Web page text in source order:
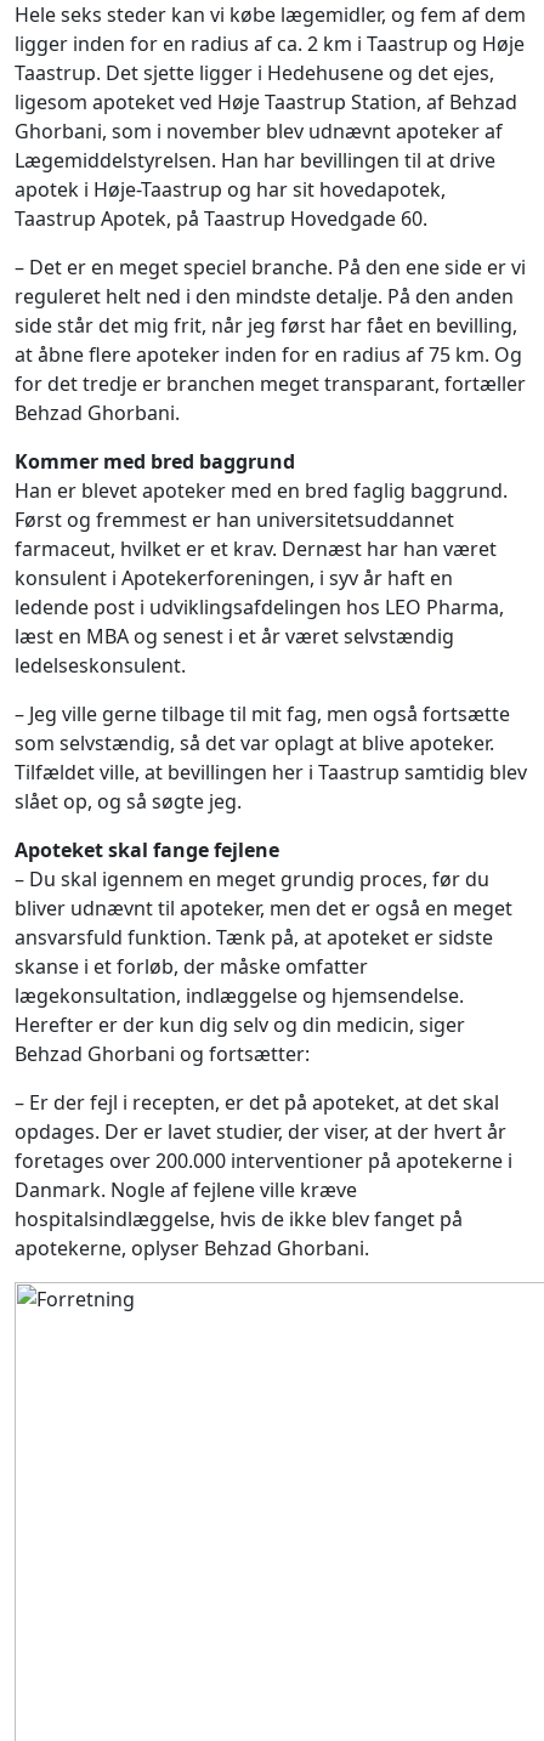
Hele seks steder kan vi købe lægemidler, og fem af dem
ligger inden for en radius af ca. 2 km i Taastrup og Høje
Taastrup. Det sjette ligger i Hedehusene og det ejes,
ligesom apoteket ved Høje Taastrup Station, af Behzad
Ghorbani, som i november blev udnævnt apoteker af
Lægemiddelstyrelsen. Han har bevillingen til at drive
apotek i Høje-Taastrup og har sit hovedapotek,
Taastrup Apotek, på Taastrup Hovedgade 60.
– Det er en meget speciel branche. På den ene side er vi
reguleret helt ned i den mindste detalje. På den anden
side står det mig frit, når jeg først har fået en bevilling,
at åbne flere apoteker inden for en radius af 75 km. Og
for det tredje er branchen meget transparant, fortæller
Behzad Ghorbani.
Kommer med bred baggrund
Han er blevet apoteker med en bred faglig baggrund.
Først og fremmest er han universitetsuddannet
farmaceut, hvilket er et krav. Dernæst har han været
konsulent i Apotekerforeningen, i syv år haft en
ledende post i udviklingsafdelingen hos LEO Pharma,
læst en MBA og senest i et år været selvstændig
ledelseskonsulent.
– Jeg ville gerne tilbage til mit fag, men også fortsætte
som selvstændig, så det var oplagt at blive apoteker.
Tilfældet ville, at bevillingen her i Taastrup samtidig blev
slået op, og så søgte jeg.
Apoteket skal fange fejlene
– Du skal igennem en meget grundig proces, før du
bliver udnævnt til apoteker, men det er også en meget
ansvarsfuld funktion. Tænk på, at apoteket er sidste
skanse i et forløb, der måske omfatter
lægekonsultation, indlæggelse og hjemsendelse.
Herefter er der kun dig selv og din medicin, siger
Behzad Ghorbani og fortsætter:
– Er der fejl i recepten, er det på apoteket, at det skal
opdages. Der er lavet studier, der viser, at der hvert år
foretages over 200.000 interventioner på apotekerne i
Danmark. Nogle af fejlene ville kræve
hospitalsindlæggelse, hvis de ikke blev fanget på
apotekerne, oplyser Behzad Ghorbani.